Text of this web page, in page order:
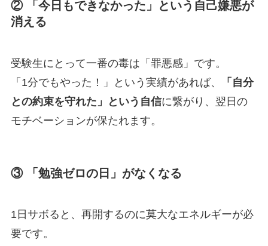
② 「今日もできなかった」という自己嫌悪が
消える
受験生にとって一番の毒は「罪悪感」です。
「1分でもやった！」という実績があれば、
「自分
との約束を守れた」という自信に繋がり、翌日の
モチベーションが保たれます。
③ 「勉強ゼロの日」がなくなる
1日サボると、再開するのに莫大なエネルギーが必
要です。